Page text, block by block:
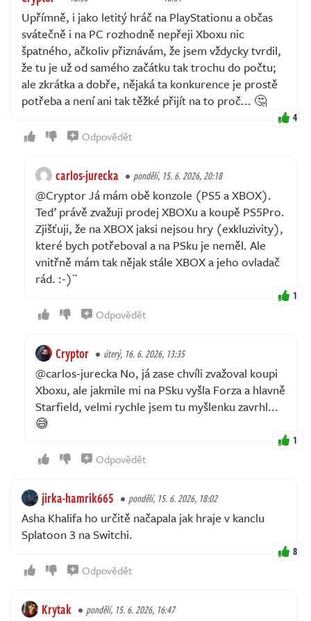
Upřímně, i jako letitý hráč na PlayStationu a občas
svátečně i na PC rozhodně nepřeji Xboxu nic
špatného, ačkoliv přiznávám, že jsem vždycky tvrdil,
že tu je už od samého začátku tak trochu do počtu;
ale zkrátka a dobře, nějaká ta konkurence je prostě
potřeba a není ani tak těžké přijít na to proč... 🤔
4
Odpovědět
carlos-jurecka pondělí, 15. 6. 2026, 20:18
@Cryptor Já mám obě konzole (PS5 a XBOX).
Teď právě zvažuji prodej XBOXu a koupě PS5Pro.
Zjišťuji, že na XBOX jaksi nejsou hry (exkluzivity),
které bych potřeboval a na PSku je neměl. Ale
vnitřně mám tak nějak stále XBOX a jeho ovladač
rád. :-)¨
1
Odpovědět
Cryptor úterý, 16. 6. 2026, 13:35
@carlos-jurecka No, já zase chvíli zvažoval koupi
Xboxu, ale jakmile mi na PSku vyšla Forza a hlavně
Starfield, velmi rychle jsem tu myšlenku zavrhl...
😅
1
Odpovědět
jirka-hamrik665 pondělí, 15. 6. 2026, 18:02
Asha Khalifa ho určitě načapala jak hraje v kanclu
Splatoon 3 na Switchi.
8
Odpovědět
Krytak pondělí, 15. 6. 2026, 16:47